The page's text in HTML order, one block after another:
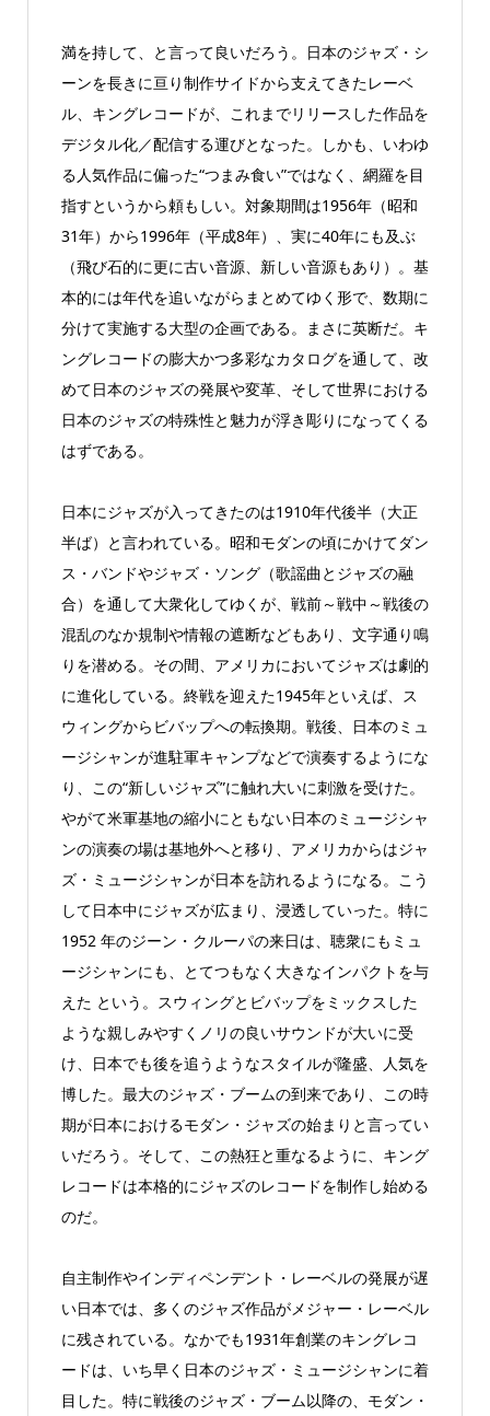
満を持して、と言って良いだろう。日本のジャズ・シ
ーンを長きに亘り制作サイドから支えてきたレーベ
ル、キングレコードが、これまでリリースした作品を
デジタル化／配信する運びとなった。しかも、いわゆ
る人気作品に偏った“つまみ食い”ではなく、網羅を目
指すというから頼もしい。対象期間は1956年（昭和
31年）から1996年（平成8年）、実に40年にも及ぶ
（飛び石的に更に古い音源、新しい音源もあり）。基
本的には年代を追いながらまとめてゆく形で、数期に
分けて実施する大型の企画である。まさに英断だ。キ
ングレコードの膨大かつ多彩なカタログを通して、改
めて日本のジャズの発展や変革、そして世界における
日本のジャズの特殊性と魅力が浮き彫りになってくる
はずである。
日本にジャズが入ってきたのは1910年代後半（大正
半ば）と言われている。昭和モダンの頃にかけてダン
ス・バンドやジャズ・ソング（歌謡曲とジャズの融
合）を通して大衆化してゆくが、戦前～戦中～戦後の
混乱のなか規制や情報の遮断などもあり、文字通り鳴
りを潜める。その間、アメリカにおいてジャズは劇的
に進化している。終戦を迎えた1945年といえば、ス
ウィングからビバップへの転換期。戦後、日本のミュ
ージシャンが進駐軍キャンプなどで演奏するようにな
り、この“新しいジャズ”に触れ大いに刺激を受けた。
やがて米軍基地の縮小にともない日本のミュージシャ
ンの演奏の場は基地外へと移り、アメリカからはジャ
ズ・ミュージシャンが日本を訪れるようになる。こう
して日本中にジャズが広まり、浸透していった。特に
1952 年のジーン・クルーパの来日は、聴衆にもミュ
ージシャンにも、とてつもなく大きなインパクトを与
えた という。スウィングとビバップをミックスした
ような親しみやすくノリの良いサウンドが大いに受
け、日本でも後を追うようなスタイルが隆盛、人気を
博した。最大のジャズ・ブームの到来であり、この時
期が日本におけるモダン・ジャズの始まりと言ってい
いだろう。そして、この熱狂と重なるように、キング
レコードは本格的にジャズのレコードを制作し始める
のだ。
自主制作やインディペンデント・レーベルの発展が遅
い日本では、多くのジャズ作品がメジャー・レーベル
に残されている。なかでも1931年創業のキングレコ
ードは、いち早く日本のジャズ・ミュージシャンに着
目した。特に戦後のジャズ・ブーム以降の、モダン・